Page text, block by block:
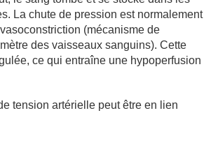
La chute de pression est normalement
(mécanisme de
des vaisseaux sanguins). Cette
ce qui entraîne une hypoperfusion
tension artérielle peut être en lien